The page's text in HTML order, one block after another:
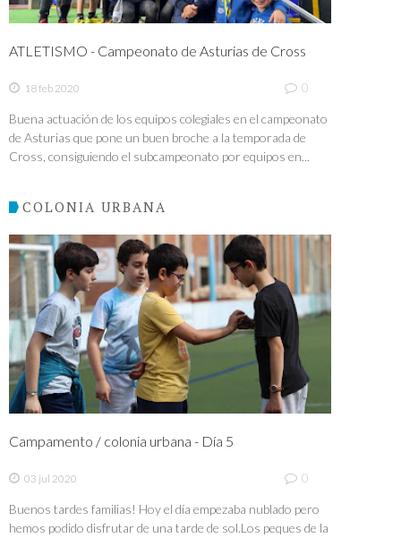
ATLETISMO - Campeonato de Asturias de Cross
18 feb 2020 0
Buena actuación de los equipos colegiales en el campeonato
de Asturias que pone un buen broche a la temporada de
Cross, consiguiendo el subcampeonato por equipos en...
COLONIA URBANA
Campamento / colonia urbana - Día 5
03 jul 2020 0
Buenos tardes familias! Hoy el día empezaba nublado pero
hemos podido disfrutar de una tarde de sol.Los peques de la